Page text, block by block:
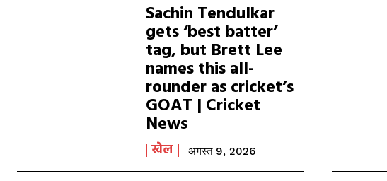
Sachin Tendulkar
gets ‘best batter’
tag, but Brett Lee
names this all-
rounder as cricket’s
GOAT | Cricket
News
खेल अगस्त 9, 2026